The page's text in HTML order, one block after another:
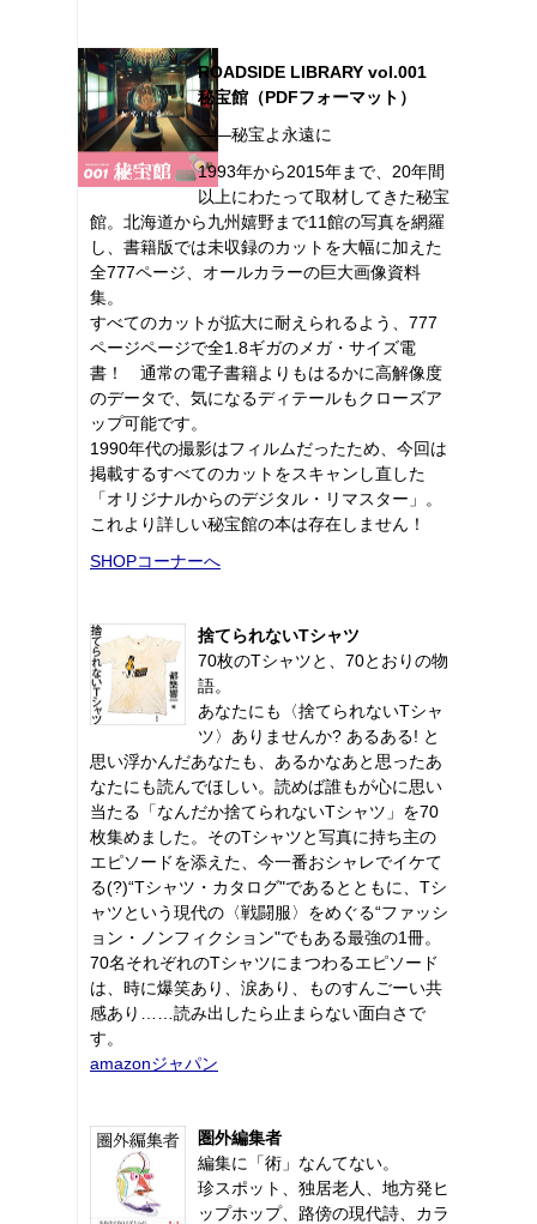
ROADSIDE LIBRARY vol.001
秘宝館（PDFフォーマット）
――秘宝よ永遠に
1993年から2015年まで、20年間
以上にわたって取材してきた秘宝
館。北海道から九州嬉野まで11館の写真を網羅
し、書籍版では未収録のカットを大幅に加えた
全777ページ、オールカラーの巨大画像資料
集。
すべてのカットが拡大に耐えられるよう、777
ページページで全1.8ギガのメガ・サイズ電
書！ 通常の電子書籍よりもはるかに高解像度
のデータで、気になるディテールもクローズア
ップ可能です。
1990年代の撮影はフィルムだったため、今回は
掲載するすべてのカットをスキャンし直した
「オリジナルからのデジタル・リマスター」。
これより詳しい秘宝館の本は存在しません！
SHOPコーナーへ
捨てられないTシャツ
70枚のTシャツと、70とおりの物
語。
あなたにも〈捨てられないTシャ
ツ〉ありませんか? あるある! と
思い浮かんだあなたも、あるかなあと思ったあ
なたにも読んでほしい。読めば誰もが心に思い
当たる「なんだか捨てられないTシャツ」を70
枚集めました。そのTシャツと写真に持ち主の
エピソードを添えた、今一番おシャレでイケて
る(?)“Tシャツ・カタログ"であるとともに、Tシ
ャツという現代の〈戦闘服〉をめぐる“ファッシ
ョン・ノンフィクション"でもある最強の1冊。
70名それぞれのTシャツにまつわるエピソード
は、時に爆笑あり、涙あり、ものすんごーい共
感あり……読み出したら止まらない面白さで
す。
amazonジャパン
圏外編集者
編集に「術」なんてない。
珍スポット、独居老人、地方発ヒ
ップホップ、路傍の現代詩、カラ